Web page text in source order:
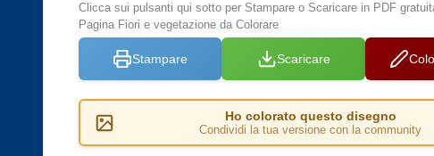
Clicca sui pulsanti qui sotto per Stampare o Scaricare in PDF
Pagina Fiori e vegetazione da Colorare
Stampare Scaricare
Ho colorato questo disegno
Condividi la tua versione con la community